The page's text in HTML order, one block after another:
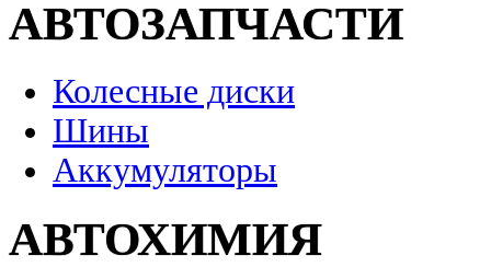
АВТОЗАПЧАСТИ
Колесные диски
Шины
Аккумуляторы
АВТОХИМИЯ